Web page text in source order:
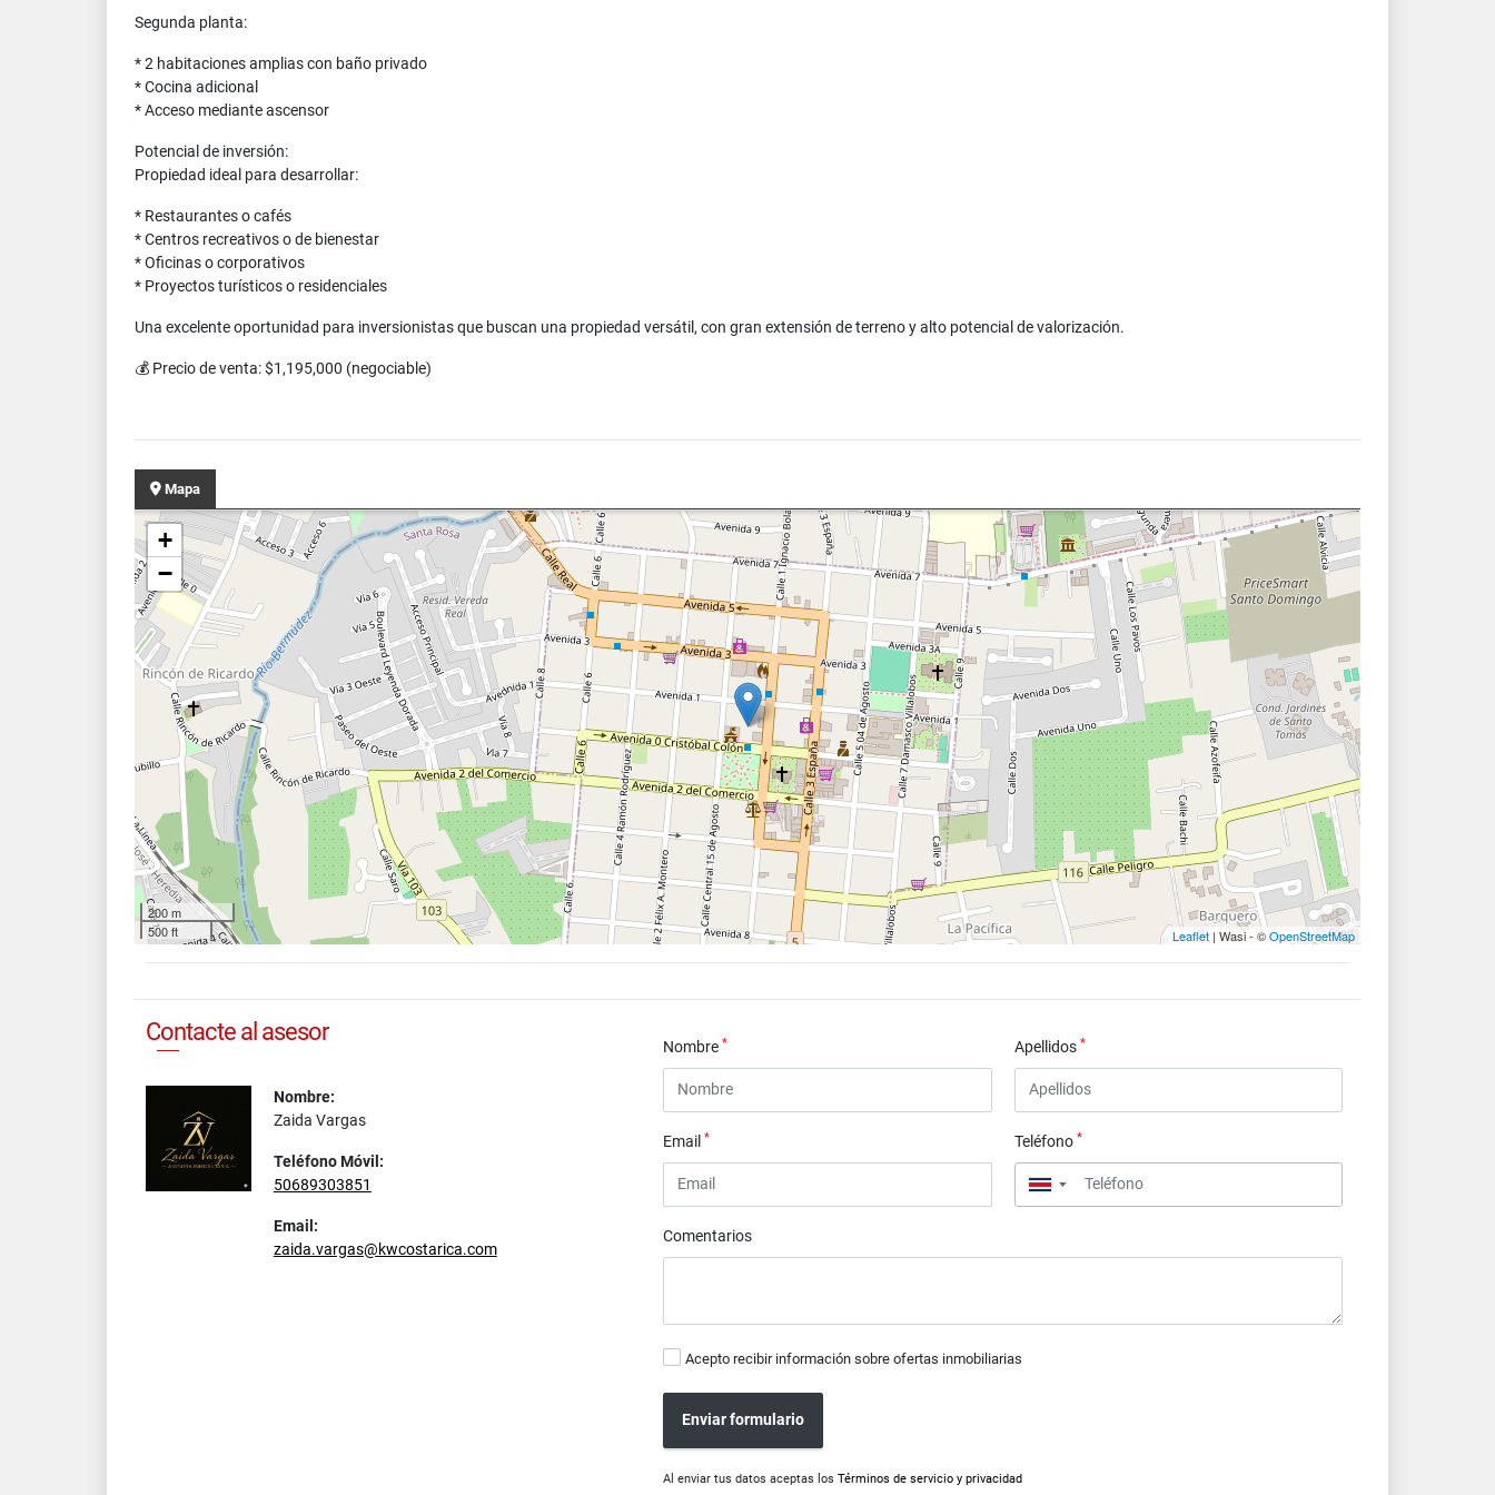
Segunda planta:
* 2 habitaciones amplias con baño privado
* Cocina adicional
* Acceso mediante ascensor
Potencial de inversión:
Propiedad ideal para desarrollar:
* Restaurantes o cafés
* Centros recreativos o de bienestar
* Oficinas o corporativos
* Proyectos turísticos o residenciales
Una excelente oportunidad para inversionistas que buscan una propiedad versátil, con gran extensión de terreno y alto potencial de valorización.
💰 Precio de venta: $1,195,000 (negociable)
Mapa
+
−
200 m
500 ft
Leaflet | Wasi - ©OpenStreetMap
Contacte al asesor
Nombre:
Zaida Vargas
Teléfono Móvil:
50689303851
Email:
zaida.vargas@kwcostarica.com
Nombre* Apellidos *
Email* Teléfono *
▼
Comentarios
Acepto recibir información sobre ofertas inmobiliarias
Enviar formulario
Al enviar tus datos aceptas losTérminos de servicio y privacidad